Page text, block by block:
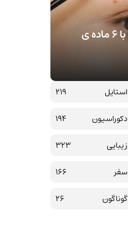
درمان کم پشتی ابرو با 6 ماده ی
استایل
219
دکوراسیون
194
زیبایی
323
سفر
166
گوناگون
26